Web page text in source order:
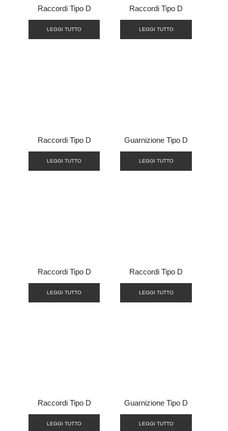
Raccordi Tipo D
LEGGI TUTTO
Raccordi Tipo D
LEGGI TUTTO
Raccordi Tipo D
LEGGI TUTTO
Guarnizione Tipo D
LEGGI TUTTO
Raccordi Tipo D
LEGGI TUTTO
Raccordi Tipo D
LEGGI TUTTO
Raccordi Tipo D
LEGGI TUTTO
Guarnizione Tipo D
LEGGI TUTTO